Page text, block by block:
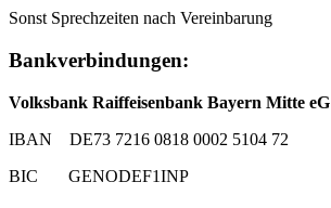
Sonst Sprechzeiten nach Vereinbarung
Bankverbindungen:
Volksbank Raiffeisenbank Bayern Mitte eG
IBAN DE73 7216 0818 0002 5104 72
BIC GENODEF1INP